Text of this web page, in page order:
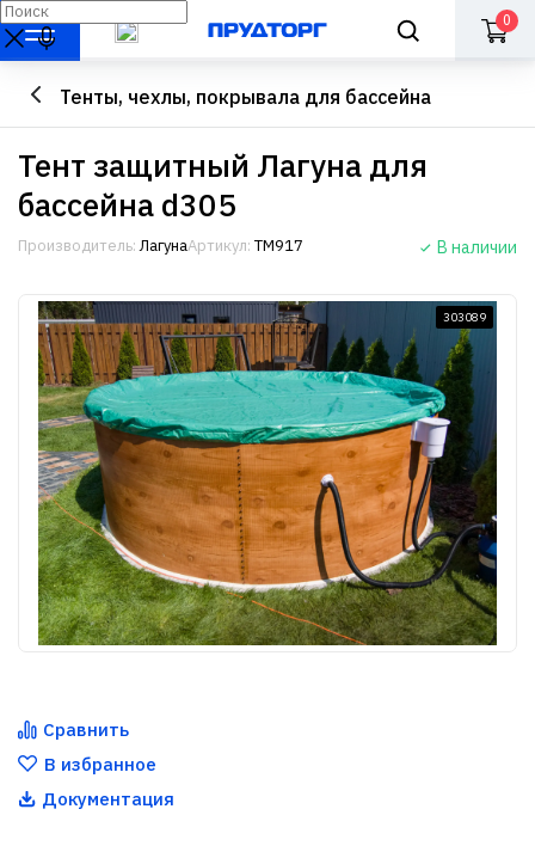
0
Тенты, чехлы, покрывала для бассейна
Тент защитный Лагуна для
бассейна d305
Производитель: ЛагунаАртикул: ТМ917 В наличии
303089
Сравнить
В избранное
Документация